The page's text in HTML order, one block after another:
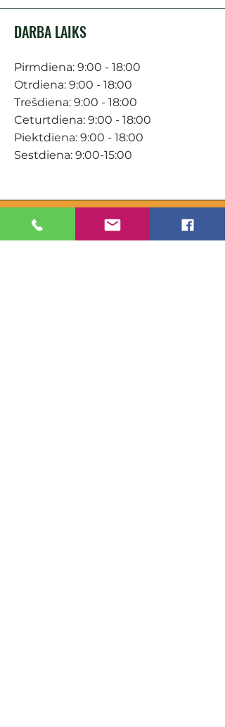
DARBA LAIKS
Pirmdiena: 9:00 - 18:00
Otrdiena: 9:00 - 18:00
Trešdiena: 9:00 - 18:00
Ceturtdiena: 9:00 - 18:00
Piektdiena: 9:00 - 18:00
Sestdiena: 9:00-15:00
KONTAKTI